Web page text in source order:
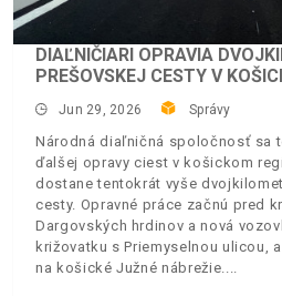
DIAĽNIČIARI OPRAVIA
PREŠOVSKEJ CESTY V
Jun 29, 2026 Správy
Národná diaľničná spoločnosť sa
ďalšej opravy ciest v košickom
dostane tentokrát vyše
cesty. Opravné práce začnú pred
Dargovských hrdinov a nová
križovatku s Priemyselnou ulicou,
na košické Južné nábrežie.